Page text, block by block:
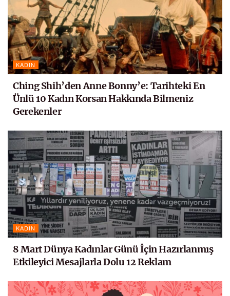
KADIN
Ching Shih’den Anne Bonny’e: Tarihteki En
Ünlü 10 Kadın Korsan Hakkında Bilmeniz
Gerekenler
KADIN
8 Mart Dünya Kadınlar Günü İçin Hazırlanmış
Etkileyici Mesajlarla Dolu 12 Reklam